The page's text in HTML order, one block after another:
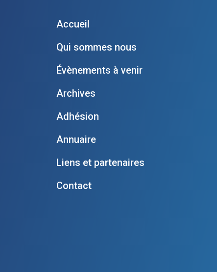
Accueil
Qui sommes nous
Évènements à venir
Archives
Adhésion
Annuaire
Liens et partenaires
Contact